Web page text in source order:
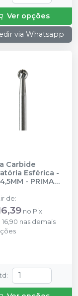
Ver opções
via Whatsapp
Carbide
Esférica -
44,5MM - PRIMA
de:
no Pix
16,90 nas demais
: